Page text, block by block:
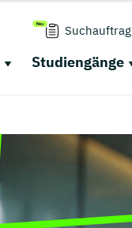
Suchauftrag
Studiengänge